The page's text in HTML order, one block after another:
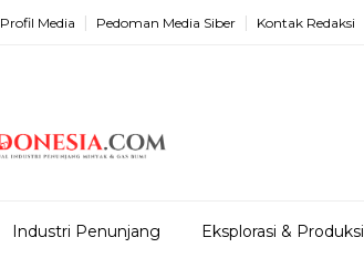
Profil Media Pedoman Media Siber Kontak Redaksi
Industri Penunjang Eksplorasi & Produksi